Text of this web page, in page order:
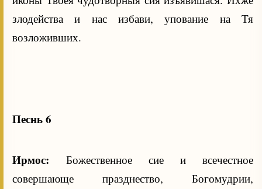
злодейства и нас избави, упование на Тя
возложивших.
Песнь 6
Ирмос: Божественное сие и всечестное
совершающе празднество, Богомудрии,